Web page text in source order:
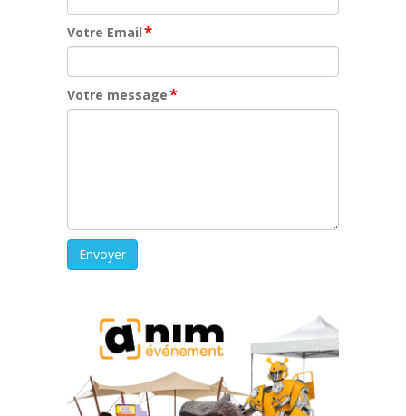
Votre Email*
Votre message*